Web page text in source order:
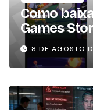
Como
Games
8 DE AGOSTO